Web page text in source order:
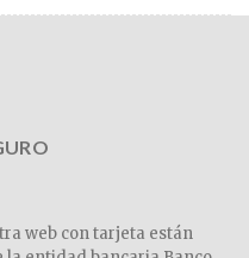
web con tarjeta están